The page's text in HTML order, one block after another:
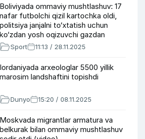
Boliviyada ommaviy mushtlashuv: 17
nafar futbolchi qizil kartochka oldi,
politsiya janjalni to‘xtatish uchun
ko‘zdan yosh oqizuvchi gazdan
foydalandi (video)
Sport 11:13 / 28.11.2025
Iordaniyada arxeologlar 5500 yillik
marosim landshaftini topishdi
Dunyo 15:20 / 08.11.2025
Moskvada migrantlar armatura va
belkurak bilan ommaviy mushtlashuv